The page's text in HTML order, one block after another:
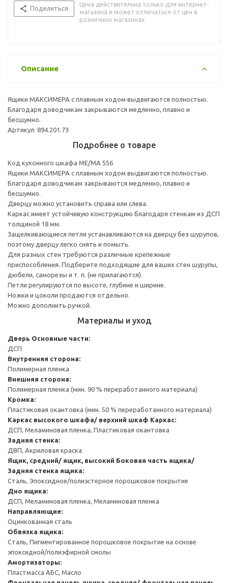
Поделиться
Цена действительна только для интернет-
магазина и может отличаться от цен в
розничных магазинах
Описание
Ящики МАКСИМЕРА с плавным ходом выдвигаются полностью.
Благодаря доводчикам закрываются медленно, плавно и
бесшумно.
Артикул: 894.201.73
Подробнее о товаре
Код кухонного шкафа ME/MA 556
Ящики МАКСИМЕРА с плавным ходом выдвигаются полностью.
Благодаря доводчикам закрываются медленно, плавно и
бесшумно.
Дверцу можно установить справа или слева.
Каркас имеет устойчивую конструкцию благодаря стенкам из ДСП
толщиной 18 мм.
Защелкивающиеся петли устанавливаются на дверцу без шурупов,
поэтому дверцу легко снять и помыть.
Для разных стен требуются различные крепежные
приспособления. Подберите подходящие для ваших стен шурупы,
дюбели, саморезы и т. п. (не прилагаются).
Петли регулируются по высоте, глубине и ширине.
Ножки и цоколи продаются отдельно.
Можно дополнить ручкой.
Материалы и уход
Дверь Основные части:
ДСП
Внутренняя сторона:
Полимерная пленка
Внешняя сторона:
Полимерная пленка (мин. 90 % переработанного материала)
Кромка:
Пластиковая окантовка (мин. 50 % переработанного материала)
Каркас высокого шкафа/ верхний шкаф Каркас:
ДСП, Меламиновая пленка, Пластиковая окантовка
Задняя стенка:
ДВП, Акриловая краска
Ящик, средний/ ящик, высокий Боковая часть ящика/
Задняя стенка ящика:
Сталь, Эпоксидное/полиэстерное порошковое покрытие
Дно ящика:
ДСП, Меламиновая пленка, Меламиновая пленка
Направляющие:
Оцинкованная сталь
Обвязка ящика:
Сталь, Пигментированное порошковое покрытие на основе
эпоксидной/полиэфирной смолы
Амортизаторы:
Пластмасса АБС, Масло